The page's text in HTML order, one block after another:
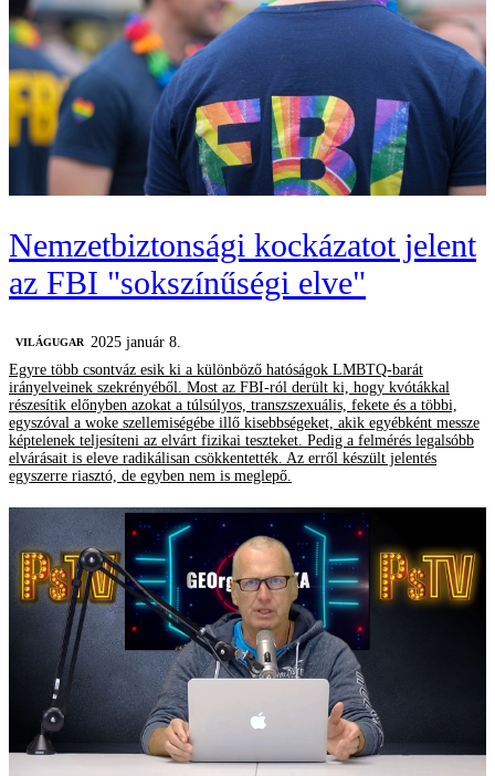
Nemzetbiztonsági kockázatot jelent
az FBI "sokszínűségi elve"
VILÁGUGAR 2025 január 8.
Egyre több csontváz esik ki a különböző hatóságok LMBTQ-barát
irányelveinek szekrényéből. Most az FBI-ról derült ki, hogy kvótákkal
részesítik előnyben azokat a túlsúlyos, transzszexuális, fekete és a többi,
egyszóval a woke szellemiségébe illő kisebbségeket, akik egyébként messze
képtelenek teljesíteni az elvárt fizikai teszteket. Pedig a felmérés legalsóbb
elvárásait is eleve radikálisan csökkentették. Az erről készült jelentés
egyszerre riasztó, de egyben nem is meglepő.